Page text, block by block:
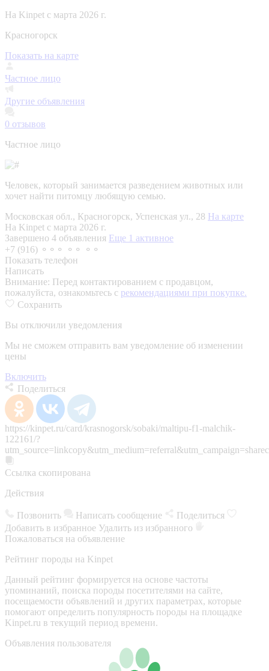
На Kinpet c марта 2026 г.
Красногорск
Показать на карте
Частное лицо
Другие объявления
0 отзывов
Частное лицо
Человек, который занимается разведением животных или
хочет найти питомцу любящую семью.
Московская обл., Красногорск, Успенская ул., 28 На карте
На Kinpet c марта 2026 г.
Завершено 4 объявления Еще 1 активное
+7 (916) ⚬⚬⚬ ⚬⚬ ⚬⚬
Показать телефон
Написать
Внимание: Перед контактированием с продавцом,
пожалуйста, ознакомьтесь с рекомендациями при покупке.
Сохранить
Вы отключили уведомления
Мы не сможем отправить вам уведомление об изменении
цены
Включить
Поделиться
https://kinpet.ru/card/krasnogorsk/sobaki/maltipu-f1-malchik-
122161/?
Ссылка скопирована
Действия
Позвонить Написать сообщение
Поделиться
Добавить в избранное Удалить из избранного
Пожаловаться на объявление
Рейтинг породы на Kinpet
Данный рейтинг формируется на основе частоты
упоминаний, поиска породы посетителями на сайте,
посещаемости объявлений и других параметрах, которые
помогают определить популярность породы на площадке
Kinpet.ru в текущий период времени.
Объявления пользователя